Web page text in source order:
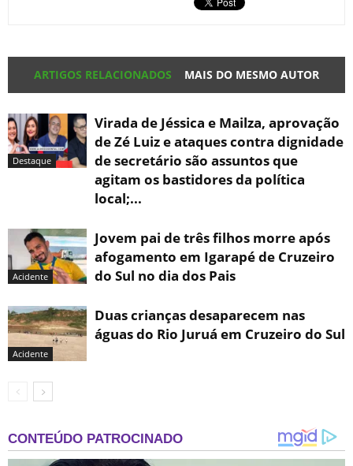
ARTIGOS RELACIONADOS MAIS DO MESMO AUTOR
Destaque
Virada de Jéssica e Mailza, aprovação
de Zé Luiz e ataques contra dignidade
de secretário são assuntos que
agitam os bastidores da política
local;...
Acidente
Jovem pai de três filhos morre após
afogamento em Igarapé de Cruzeiro
do Sul no dia dos Pais
Acidente
Duas crianças desaparecem nas
águas do Rio Juruá em Cruzeiro do Sul